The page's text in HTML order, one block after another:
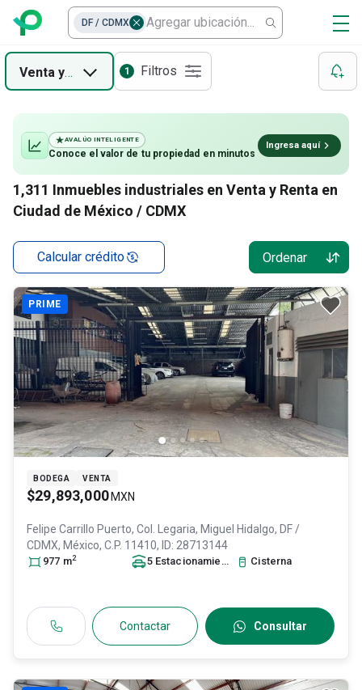
Venta yRenta 1 Filtros
1,311 Inmuebles industriales en Venta y Renta en
Ciudad de México / CDMX
Calcular crédito Ordenar
AVALÚO INTELIGENTE
Conoce el valor de tu propiedad en minutos
Ingresa aquí
PRIME
BODEGA VENTA
$29,893,000 MXN
Felipe Carrillo Puerto, Col. Legaria, Miguel Hidalgo, DF /
CDMX, México, C.P. 11410, ID: 28713144
977 m2 5 Estacionamiento s Cisterna
Contactar Consultar
DF / CDMX